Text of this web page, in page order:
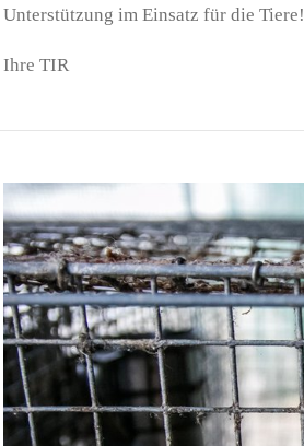
Unterstützung im Einsatz für die Tiere!
Ihre TIR